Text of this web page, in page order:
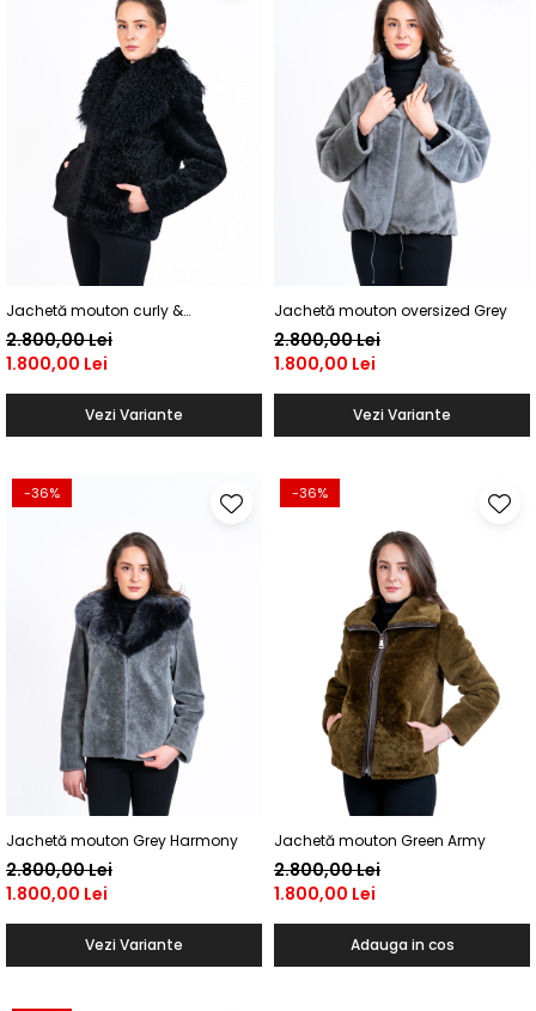
Jachetă mouton curly &
mongolian Black
2.800,00 Lei
1.800,00 Lei
Vezi Variante
Jachetă mouton oversized Grey
2.800,00 Lei
1.800,00 Lei
Vezi Variante
-36%
Jachetă mouton Grey Harmony
2.800,00 Lei
1.800,00 Lei
Vezi Variante
-36%
Jachetă mouton Green Army
2.800,00 Lei
1.800,00 Lei
Adauga in cos